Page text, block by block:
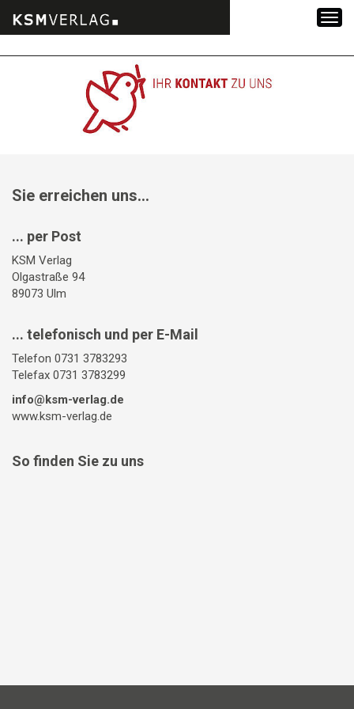
Sie erreichen uns...
... per Post
KSM Verlag
Olgastraße 94
89073 Ulm
... telefonisch und per E-Mail
Telefon 0731 3783293
Telefax 0731 3783299
info@ksm-verlag.de
www.ksm-verlag.de
So finden Sie zu uns